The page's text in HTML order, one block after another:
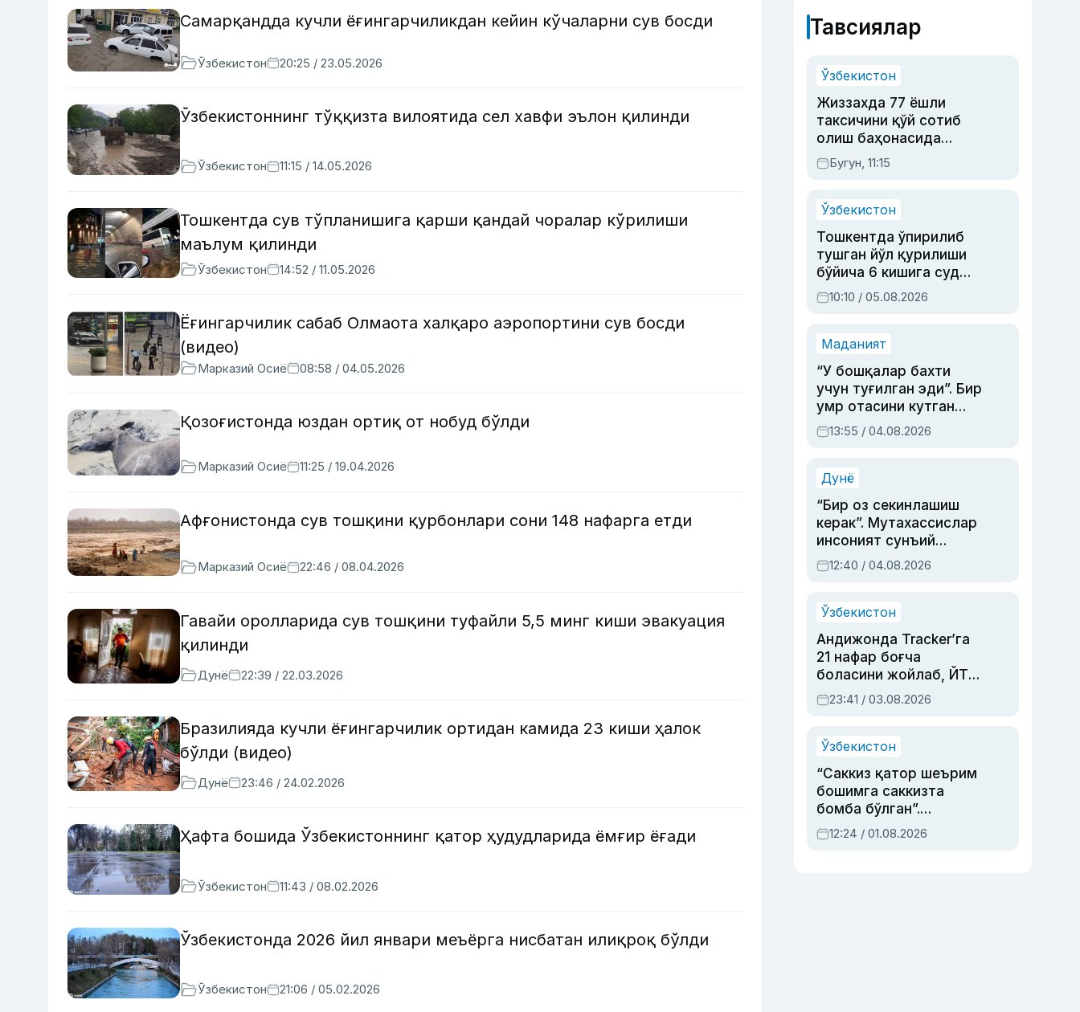
Самарқандда кучли ёғингарчиликдан кейин кўчаларни сув босди
Ўзбекистон 20:25 / 23.05.2026
Ўзбекистоннинг тўққизта вилоятида сел хавфи эълон қилинди
Ўзбекистон 11:15 / 14.05.2026
Тошкентда сув тўпланишига қарши қандай чоралар кўрилиши
маълум қилинди
Ўзбекистон 14:52 / 11.05.2026
Ёғингарчилик сабаб Олмаота халқаро аэропортини сув босди
(видео)
Марказий Осиё 08:58 / 04.05.2026
Қозоғистонда юздан ортиқ от нобуд бўлди
Марказий Осиё 11:25 / 19.04.2026
Афғонистонда сув тошқини қурбонлари сони 148 нафарга етди
Марказий Осиё 22:46 / 08.04.2026
Гавайи оролларида сув тошқини туфайли 5,5 минг киши эвакуация
қилинди
Дунё 22:39 / 22.03.2026
Бразилияда кучли ёғингарчилик ортидан камида 23 киши ҳалок
бўлди (видео)
Дунё 23:46 / 24.02.2026
Ҳафта бошида Ўзбекистоннинг қатор ҳудудларида ёмғир ёғади
Ўзбекистон 11:43 / 08.02.2026
Ўзбекистонда 2026 йил январи меъёрга нисбатан илиқроқ бўлди
Ўзбекистон 21:06 / 05.02.2026
Тавсиялар
Ўзбекистон
Жиззахда 77 ёшли
таксичини қўй сотиб
олиш баҳонасида
яйловга олиб бориб
ўлдирган йигит 20
Бугун, 11:15
Ўзбекистон
Тошкентда ўпирилиб
тушган йўл қурилиши
бўйича 6 кишига суд
ҳукми ўқилди
10:10 / 05.08.2026
Маданият
“У бошқалар бахти
учун туғилган эди”. Бир
умр отасини кутган
актриса ва дубльяж
устаси Римма
синовларга тўла ҳаёти
13:55 / 04.08.2026
Дунё
“Бир оз секинлашиш
керак”. Мутахассислар
инсоният сунъий
интеллектни бошқара
олмай қолишидан
12:40 / 04.08.2026
Ўзбекистон
Андижонда Tracker’га
21 нафар боғча
боласини жойлаб, ЙТҲ
содир этган аёлга суд
ҳукми ўқилди
23:41 / 03.08.2026
Ўзбекистон
“Саккиз қатор шеърим
бошимга саккизта
бомба бўлган”.
Абдулла Ориповни
сиёсий айбловлардан
12:24 / 01.08.2026